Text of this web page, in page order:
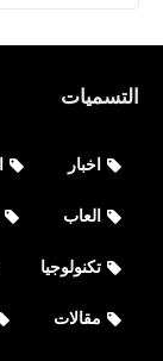
والأندرويد
التسميات
اخبار
العاب
تكنولوجيا
مقالات